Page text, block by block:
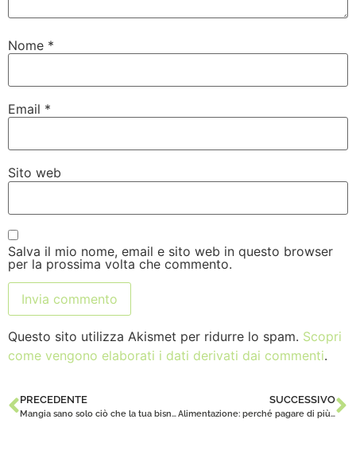
Nome *
Email *
Sito web
Salva il mio nome, email e sito web in questo browser
per la prossima volta che commento.
Questo sito utilizza Akismet per ridurre lo spam. Scopri
come vengono elaborati i dati derivati dai commenti.
PRECEDENTE
Mangia sano solo ciò che la tua bisnonna potrebbe conoscere come cibo
SUCCESSIVO
Alimentazione: perché pagare di più e mangiare di meno